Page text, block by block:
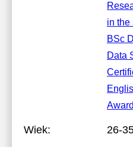
in the
BSc
Data
Wiek:
26-